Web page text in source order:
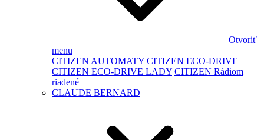
Otvoriť
menu
CITIZEN AUTOMATY CITIZEN ECO-DRIVE
CITIZEN ECO-DRIVE LADY CITIZEN Rádiom
riadené
CLAUDE BERNARD